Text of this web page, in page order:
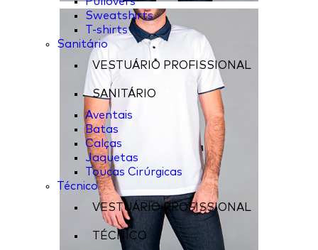
Sweatshirts
T-shirts
Sanitário
VESTUÁRIO PROFISSIONAL
SANITÁRIO
Aventais
Batas
Calças
Jaquetas
Toucas Cirúrgicas
Técnico
VESTUÁRIO PROFISSIONAL
TÉCNICO